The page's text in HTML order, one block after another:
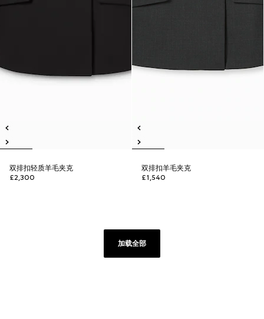
双排扣轻质羊毛夹克
£2,300
双排扣羊毛夹克
£1,540
加载全部